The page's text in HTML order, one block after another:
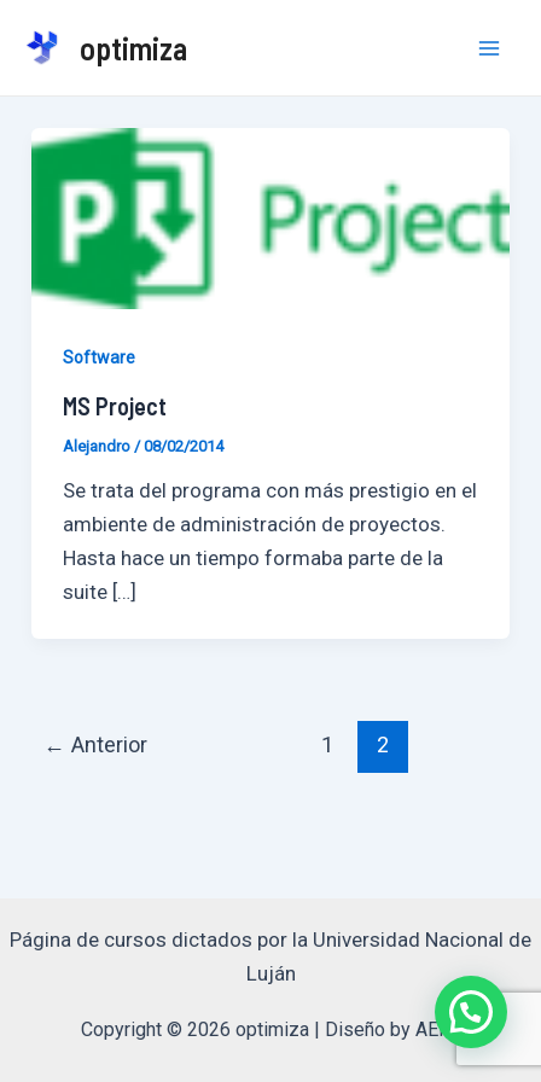
optimiza
Software
MS Project
Alejandro /08/02/2014
Se trata del programa con más prestigio en el
ambiente de administración de proyectos.
Hasta hace un tiempo formaba parte de la
suite […]
Paginación
← Anterior 1 2
Página de cursos dictados por la Universidad Nacional de
Luján
Copyright © 2026 optimiza | Diseño by AERo